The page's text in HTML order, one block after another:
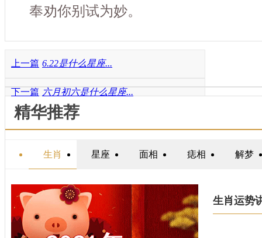
奉劝你别试为妙。
上一篇 6.22是什么星座...
下一篇 六月初六是什么星座...
精华推荐
生肖 星座 面相 痣相 解梦
生肖运势